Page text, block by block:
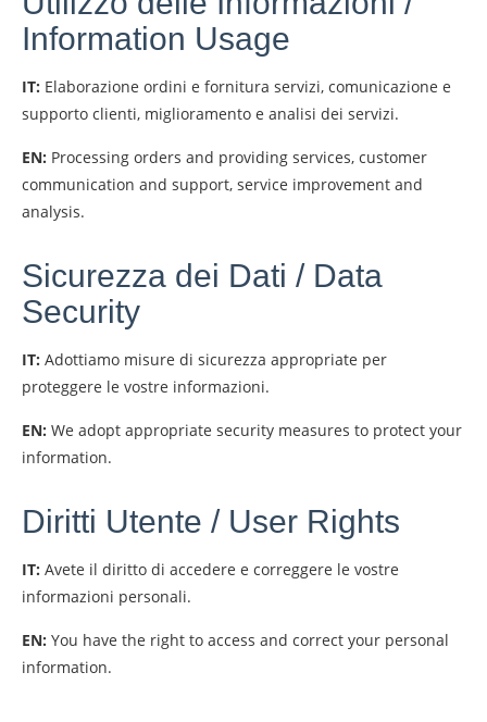
Information Usage
IT: Elaborazione ordini e fornitura servizi, comunicazione e
supporto clienti, miglioramento e analisi dei servizi.
EN: Processing orders and providing services, customer
communication and support, service improvement and
analysis.
Sicurezza dei Dati / Data
Security
IT: Adottiamo misure di sicurezza appropriate per
proteggere le vostre informazioni.
EN: We adopt appropriate security measures to protect your
information.
Diritti Utente / User Rights
IT: Avete il diritto di accedere e correggere le vostre
informazioni personali.
EN: You have the right to access and correct your personal
information.